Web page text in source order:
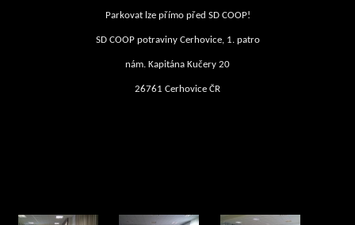
Parkovat lze přímo před SD COOP!
SD COOP potraviny Cerhovice, 1. patro
nám. Kapitána Kučery 20
26761 Cerhovice ČR